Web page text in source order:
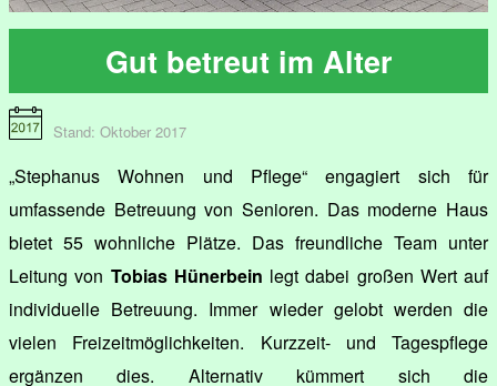
Gut betreut im Alter
Stand: Oktober 2017
„Stephanus Wohnen und Pflege“ engagiert sich für
umfassende Betreuung von Senioren. Das moderne Haus
bietet 55 wohnliche Plätze. Das freundliche Team unter
Leitung von Tobias Hünerbein legt dabei großen Wert auf
individuelle Betreuung. Immer wieder gelobt werden die
vielen Freizeitmöglichkeiten. Kurzzeit- und Tagespflege
ergänzen dies. Alternativ kümmert sich die